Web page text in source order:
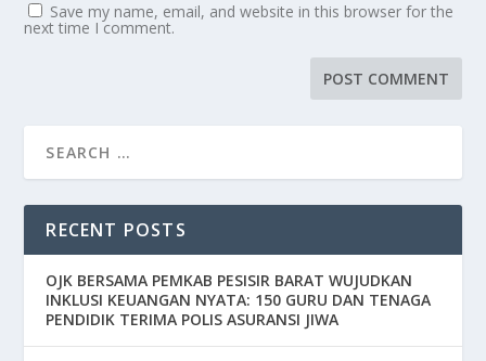
Save my name, email, and website in this browser for the
next time I comment.
RECENT POSTS
OJK BERSAMA PEMKAB PESISIR BARAT WUJUDKAN
INKLUSI KEUANGAN NYATA: 150 GURU DAN TENAGA
PENDIDIK TERIMA POLIS ASURANSI JIWA